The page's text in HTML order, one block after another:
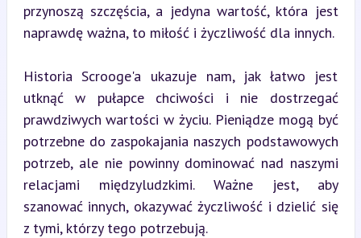
przynoszą szczęścia, a jedyna wartość, która jest
naprawdę ważna, to miłość i życzliwość dla innych.
Historia Scrooge'a ukazuje nam, jak łatwo jest
utknąć w pułapce chciwości i nie dostrzegać
prawdziwych wartości w życiu. Pieniądze mogą być
potrzebne do zaspokajania naszych podstawowych
potrzeb, ale nie powinny dominować nad naszymi
relacjami międzyludzkimi. Ważne jest, aby
szanować innych, okazywać życzliwość i dzielić się
z tymi, którzy tego potrzebują.